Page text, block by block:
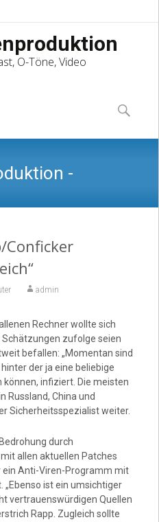
O-Töne, Video
to
content
Suchen
nach:
-
Podcast, O-Töne,
Conficker
admin
Rechner wollte sich
zufolge seien
befallen: „Momentan sind
der ja eine beliebige
infiziert. Die meisten
Russland, China und
Sicherheitsspezialist weiter.
durch
allen aktuellen Patches
ein Anti-Viren-Programm mit
ist ein umsichtiger
vertrauenswürdigen Quellen
Rapp. Zugleich sollte